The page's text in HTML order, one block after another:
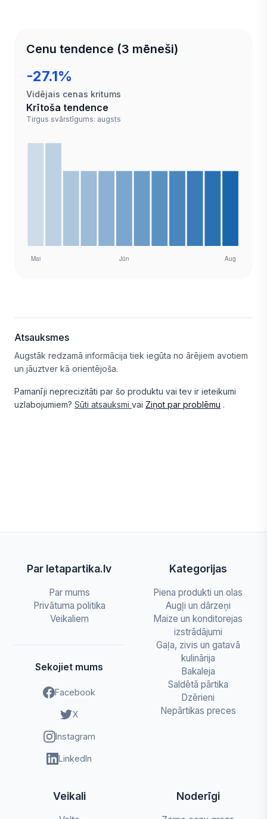
Cenu tendence (3 mēneši)
-27.1%
Vidējais cenas kritums
Krītoša tendence
Tirgus svārstīgums: augsts
Atsauksmes
Augstāk redzamā informācija tiek iegūta no ārējiem avotiem
un jāuztver kā orientējoša.
Pamanīji neprecizitāti par šo produktu vai tev ir ieteikumi
uzlabojumiem? Sūti atsauksmi vai Ziņot par problēmu .
Par letapartika.lv
Par mums
Privātuma politika
Veikaliem
Sekojiet mums
Facebook
X
Instagram
LinkedIn
Kategorijas
Piena produkti un olas
Augļi un dārzeņi
Maize un konditorejas
izstrādājumi
Gaļa, zivis un gatavā
kulinārija
Bakaleja
Saldētā pārtika
Dzērieni
Nepārtikas preces
Veikali Noderīgi